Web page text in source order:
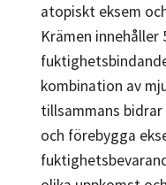
atopiskt eksem
Krämen innehåller
kombination av
tillsammans
och förebygga